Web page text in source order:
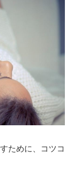
ために、コツコ